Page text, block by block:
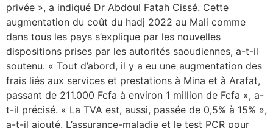
privée », a indiqué Dr Abdoul Fatah Cissé. Cette
augmentation du coût du hadj 2022 au Mali comme
dans tous les pays s’explique par les nouvelles
dispositions prises par les autorités saoudiennes, a-t-il
soutenu. « Tout d’abord, il y a eu une augmentation des
frais liés aux services et prestations à Mina et à Arafat,
passant de 211.000 Fcfa à environ 1 million de Fcfa », a-
t-il précisé. « La TVA est, aussi, passée de 0,5% à 15% »,
a-t-il ajouté. L’assurance-maladie et le test PCR pour